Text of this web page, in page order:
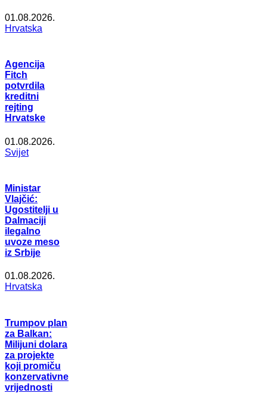
01.08.2026.
Hrvatska
Agencija
Fitch
potvrdila
kreditni
rejting
Hrvatske
01.08.2026.
Svijet
Ministar
Vlajčić:
Ugostitelji u
Dalmaciji
ilegalno
uvoze meso
iz Srbije
01.08.2026.
Hrvatska
Trumpov plan
za Balkan:
Milijuni dolara
za projekte
koji promiču
konzervativne
vrijednosti